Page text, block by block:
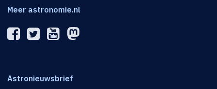
Meer astronomie.nl
Astronieuwsbrief